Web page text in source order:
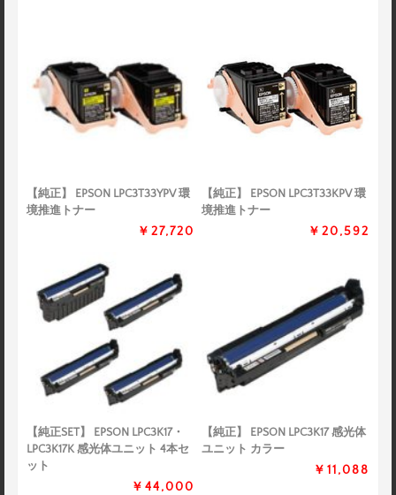
【純正】 EPSON LPC3T33YPV 環
境推進トナー
￥27,720
【純正】 EPSON LPC3T33KPV 環
境推進トナー
￥20,592
【純正SET】 EPSON LPC3K17・
LPC3K17K 感光体ユニット 4本セ
ット
￥44,000
【純正】 EPSON LPC3K17 感光体
ユニット カラー
￥11,088